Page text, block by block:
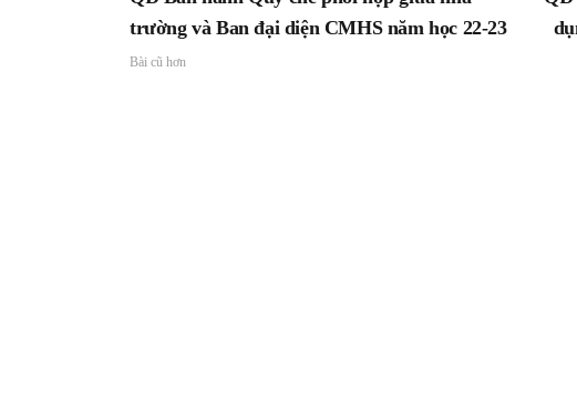
trường và Ban đại diện CMHS năm học 22-23
Bài cũ hơn